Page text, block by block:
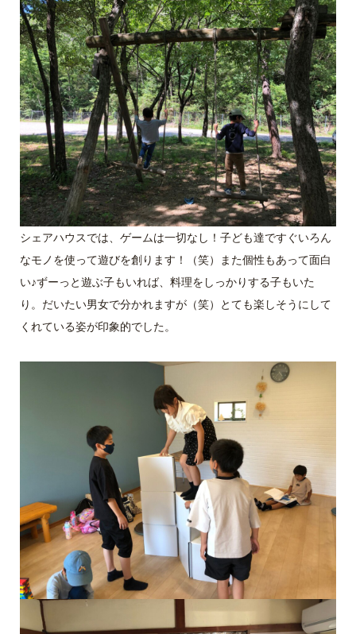
シェアハウスでは、ゲームは一切なし！子ども達ですぐいろん
なモノを使って遊びを創ります！（笑）また個性もあって面白
い♪ずーっと遊ぶ子もいれば、料理をしっかりする子もいた
り。だいたい男女で分かれますが（笑）とても楽しそうにして
くれている姿が印象的でした。